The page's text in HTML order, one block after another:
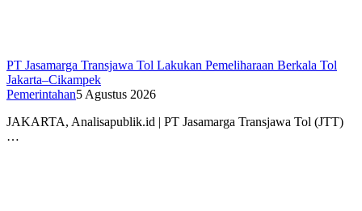
PT Jasamarga Transjawa Tol Lakukan Pemeliharaan Berkala Tol
Jakarta–Cikampek
Pemerintahan5 Agustus 2026
JAKARTA, Analisapublik.id | PT Jasamarga Transjawa Tol (JTT)
…